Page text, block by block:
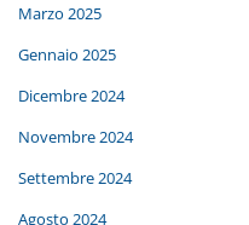
Marzo 2025
Gennaio 2025
Dicembre 2024
Novembre 2024
Settembre 2024
Agosto 2024